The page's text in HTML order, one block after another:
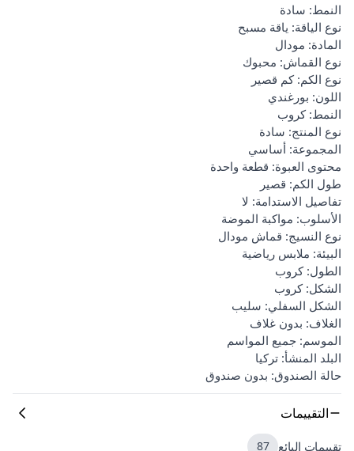
النمط: سادة
نوع الياقة: ياقة مسبح
المادة: مودال
نوع القماش: محبوك
نوع الكم: كم قصير
اللون: بورغندي
النمط: كروب
نوع المنتج: سادة
المجموعة: أساسي
محتوى العبوة: قطعة واحدة
طول الكم: قصير
تفاصيل الاستدامة: لا
الأسلوب: مواكبة الموضة
نوع النسيج: قماش مودال
البيئة: ملابس رياضية
الطول: كروب
الشكل: كروب
الشكل السفلي: سليب
الغلاف: بدون غلاف
الموسم: جميع المواسم
البلد المنشأ: تركيا
حالة الصندوق: بدون صندوق
التقييمات
تقييمات البائع 87